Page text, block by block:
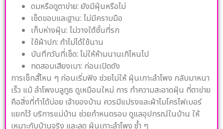
ดมหรือดูตาข่าย: ยังมีฝุ่นหรือไม่
เช็ดขอบและฐาน: ไม่มีคราบมือ
เก็บห่างฝุ่น: ไม่วางใต้ชั้นที่รก
ใช้ผ้าปก: ถ้าไม่ได้ใช้นาน
บันทึกวันที่เช็ด: ไม่ให้ห้ามนานเกิไหนไป
ทดสอบเสียงเบา: ก่อนเปิดดัง
การเช็กสั้ไหน ๆ ก่อนเริ่มฟัง ช่วยไม่ให้ ฝุ่นเกาะลำโพง กลับมาหนา
เร็ว แม้ ลำโพงบลูทูธ ดูเหมือนใหม่ การ ทำความสะอาดฝุ่น ที่ตาข่าย
คือสิ่งที่ทำได้บ่อย เจ้าของบ้าน ควรมีแปรงและผ้าไมโครไฟเบอร์
แยกไว้ บริการแม่บ้าน ช่วยกำหนดรอบ ดูแลอุปกรณ์ในบ้าน ให้
เหมาะกับบ้านจริง และลด ฝุ่นเกาะลำโพง ซ้ำ ๆ